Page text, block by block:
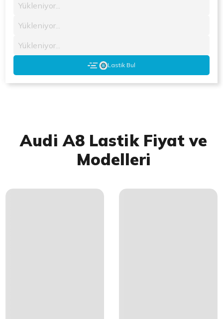
Yükleniyor...
Yükleniyor...
Yükleniyor...
Lastik Bul
Audi A8 Lastik Fiyat ve
Modelleri